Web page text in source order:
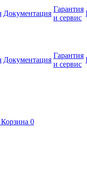
Документация
Гарантия
и сервис
Документация
Гарантия
и сервис
Корзина 0